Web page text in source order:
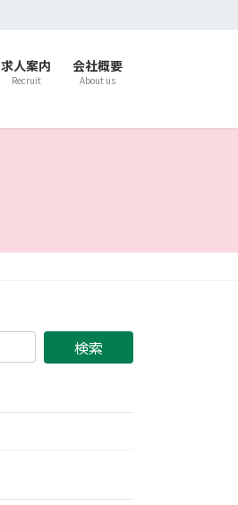
求人案内
Recruit
会社概要
About us